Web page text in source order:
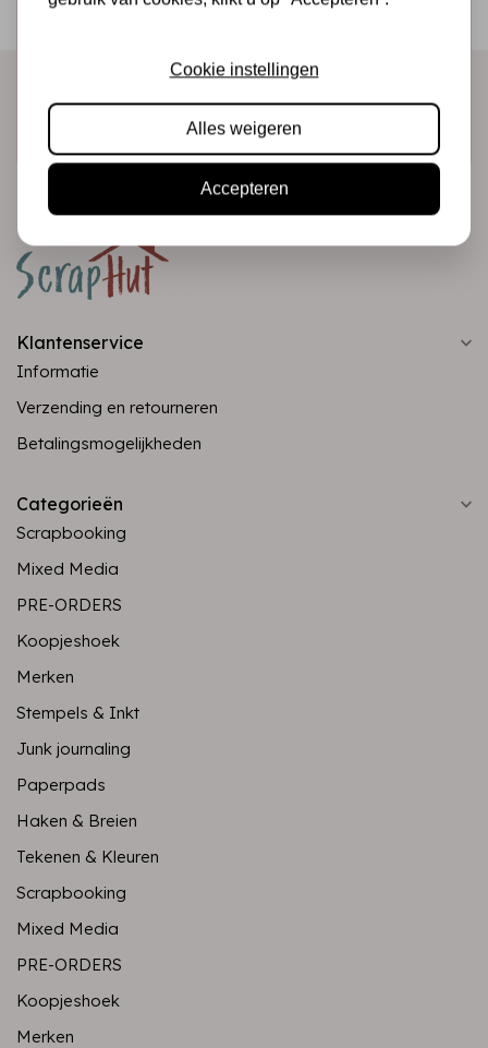
Klantenservice
Informatie
Verzending en retourneren
Betalingsmogelijkheden
Categorieën
Scrapbooking
Mixed Media
PRE-ORDERS
Koopjeshoek
Merken
Stempels & Inkt
Junk journaling
Paperpads
Haken & Breien
Tekenen & Kleuren
Scrapbooking
Mixed Media
PRE-ORDERS
Koopjeshoek
Merken
Cookie instellingen
Alles weigeren
Accepteren